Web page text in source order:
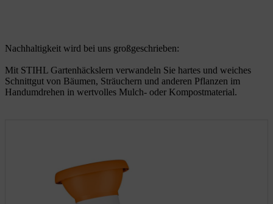
Nachhaltigkeit wird bei uns großgeschrieben:
Mit STIHL Gartenhäckslern verwandeln Sie hartes und weiches
Schnittgut von Bäumen, Sträuchern und anderen Pflanzen im
Handumdrehen in wertvolles Mulch- oder Kompostmaterial.